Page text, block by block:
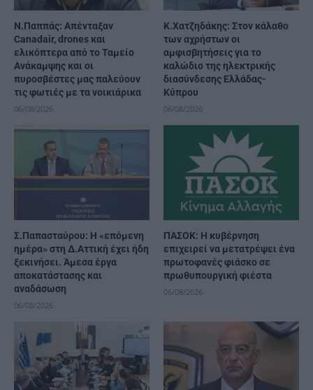
Ν.Παππάς: Απένταξαν
Canadair, drones και
ελικόπτερα από το Ταμείο
Ανάκαμψης και οι
πυροσβέστες μας παλεύουν
τις φωτιές με τα νοικιάρικα
06/08/2026
Κ.Χατζηδάκης: Στον κάλαθο
των αχρήστων οι
αμφισβητήσεις για το
καλώδιο της ηλεκτρικής
διασύνδεσης Ελλάδας-
Κύπρου
06/08/2026
Σ.Παπασταύρου: Η «επόμενη
ημέρα» στη Δ.Αττική έχει ήδη
ξεκινήσει. Άμεσα έργα
αποκατάστασης και
αναδάσωση
06/08/2026
ΠΑΣΟΚ: Η κυβέρνηση
επιχειρεί να μετατρέψει ένα
πρωτοφανές φιάσκο σε
πρωθυπουργική φιέστα
06/08/2026